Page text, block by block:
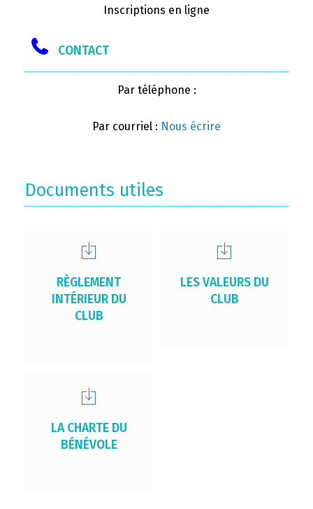
Inscriptions en ligne
CONTACT
Par téléphone :
Par courriel : Nous écrire
Documents utiles
RÈGLEMENT
INTÉRIEUR DU
CLUB
LES VALEURS DU
CLUB
LA CHARTE DU
BÉNÉVOLE